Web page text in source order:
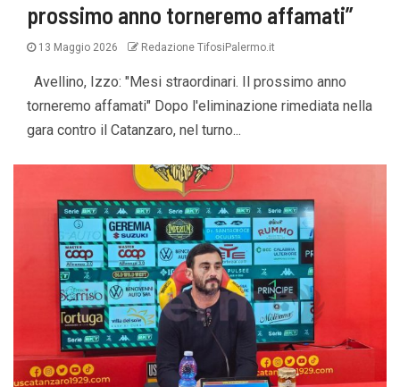
prossimo anno torneremo affamati”
13 Maggio 2026 Redazione TifosiPalermo.it
Avellino, Izzo: "Mesi straordinari. Il prossimo anno
torneremo affamati" Dopo l'eliminazione rimediata nella
gara contro il Catanzaro, nel turno...